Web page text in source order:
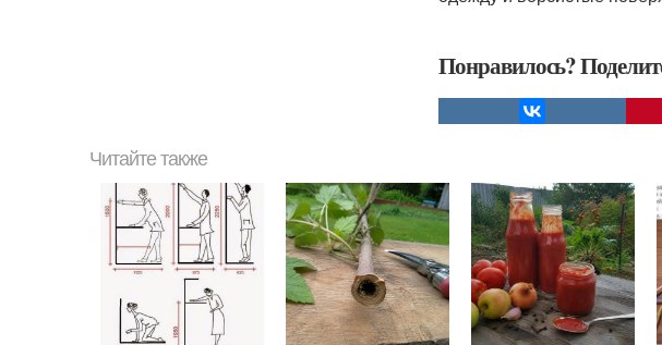
Понравилось?
Читайте также